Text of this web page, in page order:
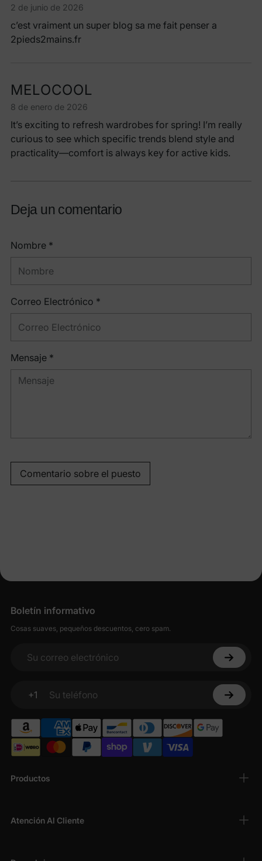
2 de junio de 2026
c’est vraiment un super blog sa me fait penser a
2pieds2mains.fr
MELOCOOL
8 de enero de 2026
It’s exciting to refresh wardrobes for spring! I’m really
curious to see which specific trends blend style and
practicality—comfort is always key for active kids.
Deja un comentario
Nombre *
Correo Electrónico *
Mensaje *
Comentario sobre el puesto
Productos
Atención Al Cliente
Boletín informativo
Cosas suaves, pequeños descuentos, cero spam.
Su correo electrónico
+1
Su teléfono